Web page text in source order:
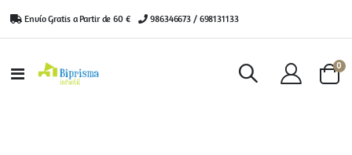
Envío Gratis a Partir de 60 € | 986346673 / 698131133
Toggle
Cart
0